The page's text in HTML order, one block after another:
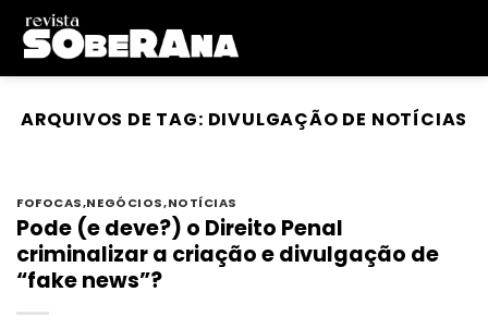
Skip
content
ARQUIVOS DE TAG: DIVULGAÇÃO DE NOTÍCIAS
FOFOCAS,NEGÓCIOS,NOTÍCIAS
Pode (e deve?) o Direito Penal
criminalizar a criação e divulgação de
“fake news”?